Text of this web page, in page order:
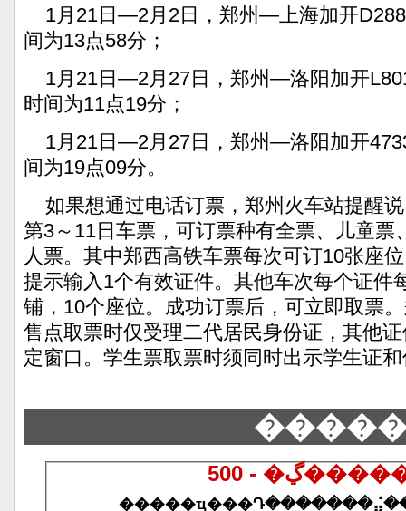
1月21日—2月2日，郑州—上海加开D288
间为13点58分；
1月21日—2月27日，郑州—洛阳加开
时间为11点19分；
1月21日—2月27日，郑州—洛阳加开
间为19点09分。
如果想通过电话订票，郑州火车站提醒
第3～11日车票，可订票种有全票、儿童票
人票。其中郑西高铁车票每次可订10张座
提示输入1个有效证件。其他车次每个证件
铺，10个座位。成功订票后，可立即取票
售点取票时仅受理二代居民身份证，其他
定窗口。学生票取票时须同时出示学生证